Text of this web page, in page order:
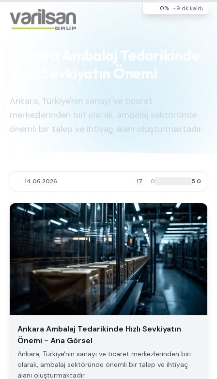
0% ~9 dk kaldı
Ankara Ambalaj Tedarikinde
Hızlı Sevkiyatın Önemi
Ankara, Türkiye'nin sanayi ve ticaret
merkezlerinden biri olarak, ambalaj sektöründe
önemli bir talep ve ihtiyaç alanı oluşturmaktadır.
14.06.2026 17 0 5.0
Ankara Ambalaj Tedarikinde Hızlı Sevkiyatın
Önemi - Ana Görsel
Ankara, Türkiye'nin sanayi ve ticaret merkezlerinden biri
olarak, ambalaj sektöründe önemli bir talep ve ihtiyaç
alanı oluşturmaktadır.